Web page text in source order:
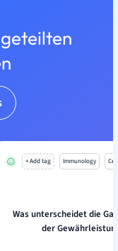
+ Add tag Immunology
Was unterscheidet die
der